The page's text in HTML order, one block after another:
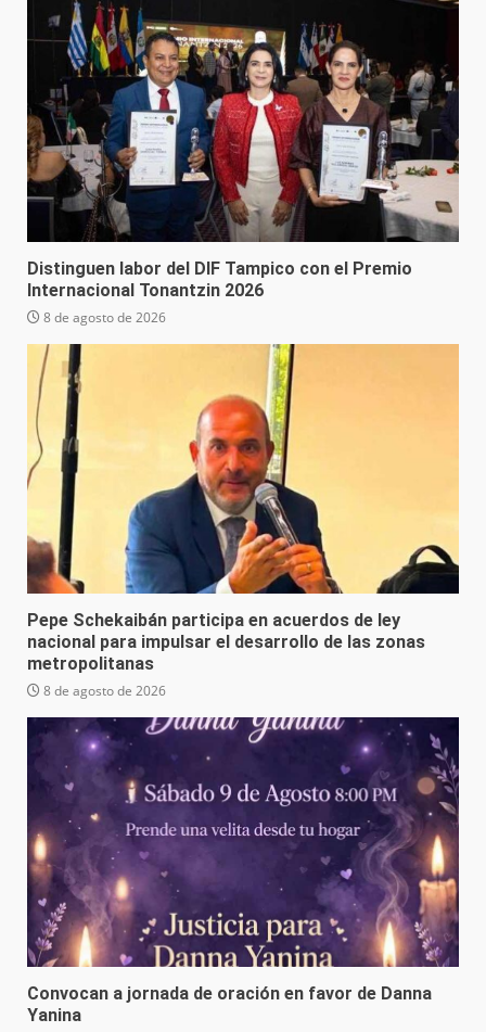
Distinguen labor del DIF Tampico con el Premio
Internacional Tonantzin 2026
8 de agosto de 2026
Pepe Schekaibán participa en acuerdos de ley
nacional para impulsar el desarrollo de las zonas
metropolitanas
8 de agosto de 2026
Convocan a jornada de oración en favor de Danna
Yanina